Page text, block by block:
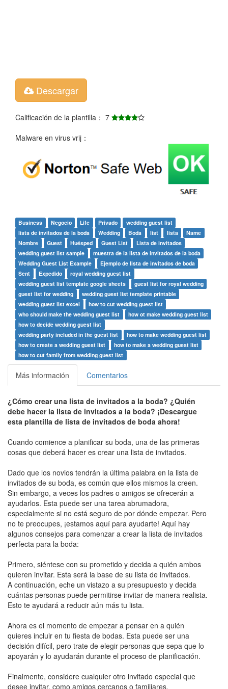
Descargar
Calificación de la plantilla： 7
Malware en virus vrij：
Business Negocio Life Privado
wedding guest list
lista de invitados de la boda
Wedding Boda list lista
Name
Nombre
Guest Huésped Guest List
Lista de invitados
wedding guest list sample
muestra de la lista de invitados de la boda
Wedding Guest List Example
Ejemplo de lista de invitados de boda
Sent
Expedido
royal wedding guest list
wedding guest list template google sheets
guest list for royal wedding
guest list for wedding
wedding guest list template printable
wedding guest list excel
how to cut wedding guest list
who should make the wedding guest list
how ot make wedding guest list
how to decide wedding guest list
wedding party included in the guest list
how to make wedding guest list
how to create a wedding guest list
how to make a wedding guest list
how to cut family from wedding guest list
Más información Comentarios
¿Cómo crear una lista de invitados a la boda? ¿Quién
debe hacer la lista de invitados a la boda? ¡Descargue
esta plantilla de lista de invitados de boda ahora!
Cuando comience a planificar su boda, una de las primeras
cosas que deberá hacer es crear una lista de invitados.
Dado que los novios tendrán la última palabra en la lista de
invitados de su boda, es común que ellos mismos la creen.
Sin embargo, a veces los padres o amigos se ofrecerán a
ayudarlos. Esta puede ser una tarea abrumadora,
especialmente si no está seguro de por dónde empezar. Pero
no te preocupes, ¡estamos aquí para ayudarte! Aquí hay
algunos consejos para comenzar a crear la lista de invitados
perfecta para la boda:
Primero, siéntese con su prometido y decida a quién ambos
quieren invitar. Esta será la base de su lista de invitados.
A continuación, eche un vistazo a su presupuesto y decida
cuántas personas puede permitirse invitar de manera realista.
Esto te ayudará a reducir aún más tu lista.
Ahora es el momento de empezar a pensar en a quién
quieres incluir en tu fiesta de bodas. Esta puede ser una
decisión difícil, pero trate de elegir personas que sepa que lo
apoyarán y lo ayudarán durante el proceso de planificación.
Finalmente, considere cualquier otro invitado especial que
desee invitar, como amigos cercanos o familiares.